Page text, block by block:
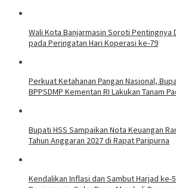
Wali Kota Banjarmasin Soroti Pentingnya
pada Peringatan Hari Koperasi ke-79
Perkuat Ketahanan Pangan Nasional,
BPPSDMP Kementan RI Lakukan Tanam
Bupati HSS Sampaikan Nota Keuangan
Tahun Anggaran 2027 di Rapat Paripurna
Kendalikan Inflasi dan Sambut Harjad ke-